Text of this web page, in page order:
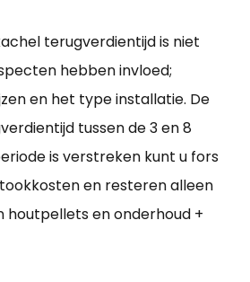
terugverdientijd is niet
hebben invloed;
en het type installatie. De
tussen de 3 en 8
is verstreken kunt u fors
en resteren alleen
houtpellets en onderhoud +